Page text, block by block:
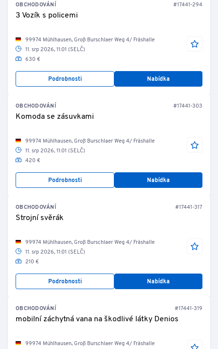
OBCHODOVÁNÍ #17441-294
3 Vozík s policemi
99974 Mühlhausen, Groß Burschlaer Weg 4/ Fräshalle
11. srp 2026, 11:01 (SELČ)
630 €
Podrobnosti Nabídka
OBCHODOVÁNÍ #17441-303
Komoda se zásuvkami
99974 Mühlhausen, Groß Burschlaer Weg 4/ Fräshalle
11. srp 2026, 11:01 (SELČ)
420 €
Podrobnosti Nabídka
OBCHODOVÁNÍ #17441-317
Strojní svěrák
99974 Mühlhausen, Groß Burschlaer Weg 4/ Fräshalle
11. srp 2026, 11:01 (SELČ)
210 €
Podrobnosti Nabídka
OBCHODOVÁNÍ #17441-319
mobilní záchytná vana na škodlivé látky Denios
99974 Mühlhausen, Groß Burschlaer Weg 4/ Fräshalle